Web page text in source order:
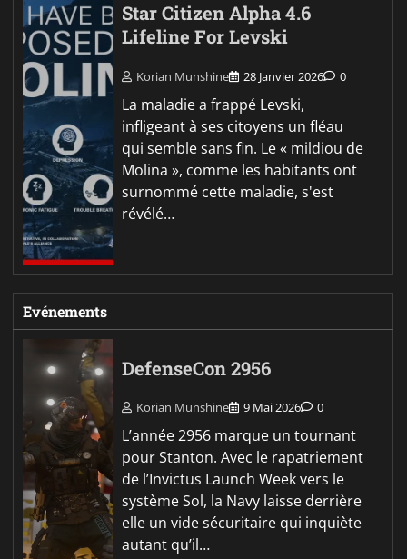
Star Citizen Alpha 4.6
Lifeline For Levski
Korian Munshine 28 Janvier 2026 0
La maladie a frappé Levski,
infligeant à ses citoyens un fléau
qui semble sans fin. Le « mildiou de
Molina », comme les habitants ont
surnommé cette maladie, s'est
révélé…
Evénements
DefenseCon 2956
Korian Munshine 9 Mai 2026 0
L’année 2956 marque un tournant
pour Stanton. Avec le rapatriement
de l’Invictus Launch Week vers le
système Sol, la Navy laisse derrière
elle un vide sécuritaire qui inquiète
autant qu’il…